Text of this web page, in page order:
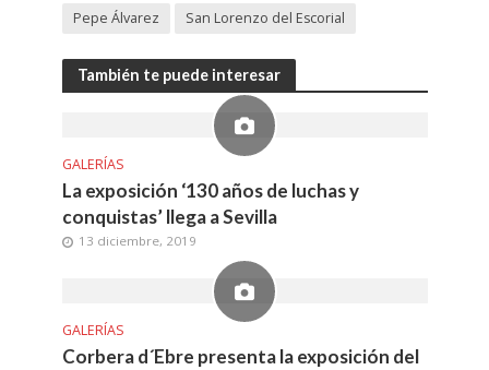
Pepe Álvarez
San Lorenzo del Escorial
También te puede interesar
GALERÍAS
La exposición ‘130 años de luchas y
conquistas’ llega a Sevilla
13 diciembre, 2019
GALERÍAS
Corbera d´Ebre presenta la exposición del